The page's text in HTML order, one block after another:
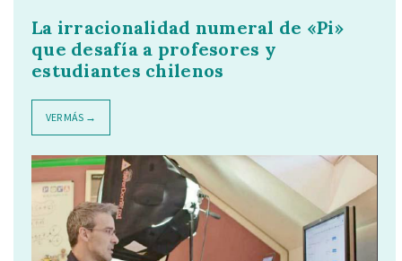
La irracionalidad numeral de «Pi»
que desafía a profesores y
estudiantes chilenos
VER MÁS →